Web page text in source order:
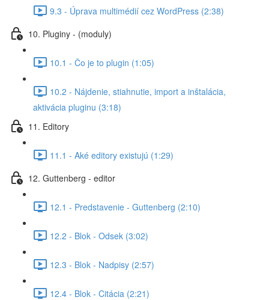
9.3 - Úprava multimédií cez WordPress (2:38)
10. Pluginy - (moduly)
10.1 - Čo je to plugin (1:05)
10.2 - Nájdenie, stiahnutie, import a inštalácia,
aktivácia pluginu (3:18)
11. Editory
11.1 - Aké editory existujú (1:29)
12. Guttenberg - editor
12.1 - Predstavenie - Guttenberg (2:10)
12.2 - Blok - Odsek (3:02)
12.3 - Blok - Nadpisy (2:57)
12.4 - Blok - Citácia (2:21)